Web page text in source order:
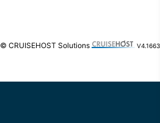
© CRUISEHOST Solutions V4.1663